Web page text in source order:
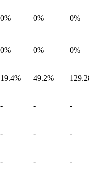
0% 0% 0%
0% 0% 0%
19.4% 49.2%
- - -
- - -
- - -